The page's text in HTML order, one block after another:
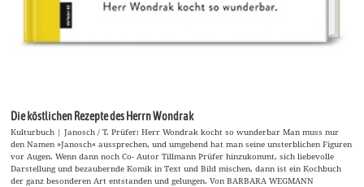
Die köstlichen Rezepte des Herrn Wondrak
Kulturbuch | Janosch / T. Prüfer: Herr Wondrak kocht so wunderbar Man muss nur
den Namen »Janosch« aussprechen, und umgehend hat man seine unsterblichen Figuren
vor Augen. Wenn dann noch Co- Autor Tillmann Prüfer hinzukommt, sich liebevolle
Darstellung und bezaubernde Komik in Text und Bild mischen, dann ist ein Kochbuch
der ganz besonderen Art entstanden und gelungen. Von BARBARA WEGMANN